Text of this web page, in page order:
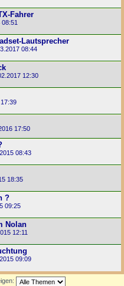
Fahrer
Lautsprecher
08:44
12:30
17:50
08:43
18:35
?
09:25
Nolan
12:11
09:09